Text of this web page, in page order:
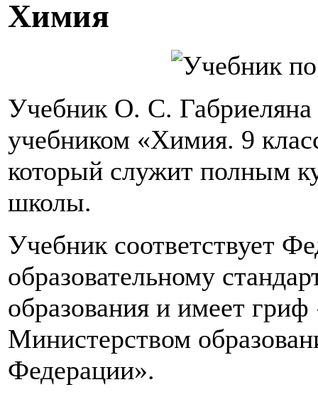
Химия
Учебник О. С.
учебником «Химия. 9
который служит полным
школы.
Учебник соответствует
образовательному
образования и имеет
Министерством
Федерации».